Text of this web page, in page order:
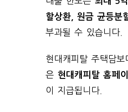
할상환, 원금 균등분
부과될 수 있습니다.
현대캐피탈 주택담보
은 현대캐피탈 홈페
이 지급됩니다.